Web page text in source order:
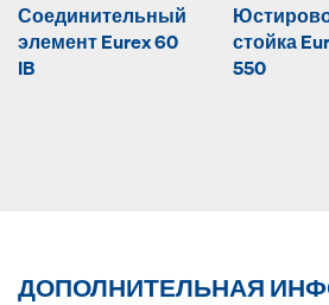
Соединительный
элемент Eurex 60
IB
стойка
550
ДОПОЛНИТЕЛЬНАЯ